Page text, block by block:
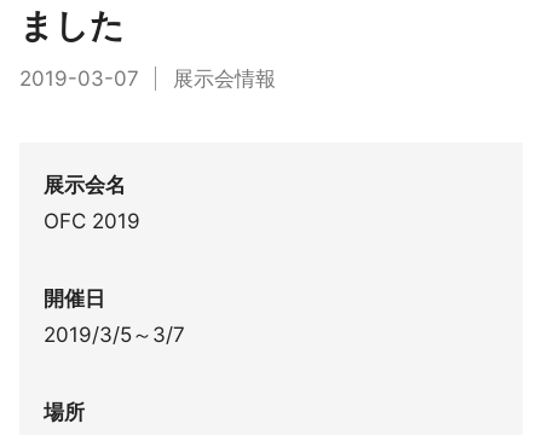
製品情報
採用情報
ました
2019-03-07 展示会情報
展示会名
OFC 2019
開催日
2019/3/5～3/7
場所